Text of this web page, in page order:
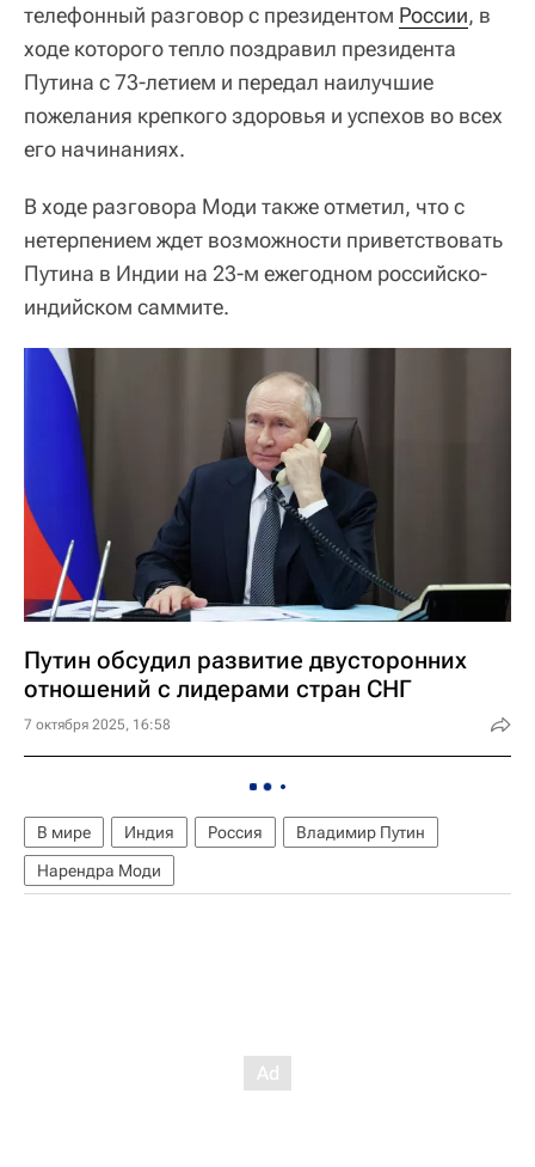
телефонный разговор с президентом России, в
ходе которого тепло поздравил президента
Путина с 73-летием и передал наилучшие
пожелания крепкого здоровья и успехов во всех
его начинаниях.
В ходе разговора Моди также отметил, что с
нетерпением ждет возможности приветствовать
Путина в Индии на 23-м ежегодном российско-
индийском саммите.
Путин обсудил развитие двусторонних
отношений с лидерами стран СНГ
7 октября 2025, 16:58
В мире Индия Россия
Владимир Путин
Нарендра Моди